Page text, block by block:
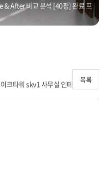
& After 비교 분석 [40평] 완료 프
크타워 skv1 사무실 인테리어목록